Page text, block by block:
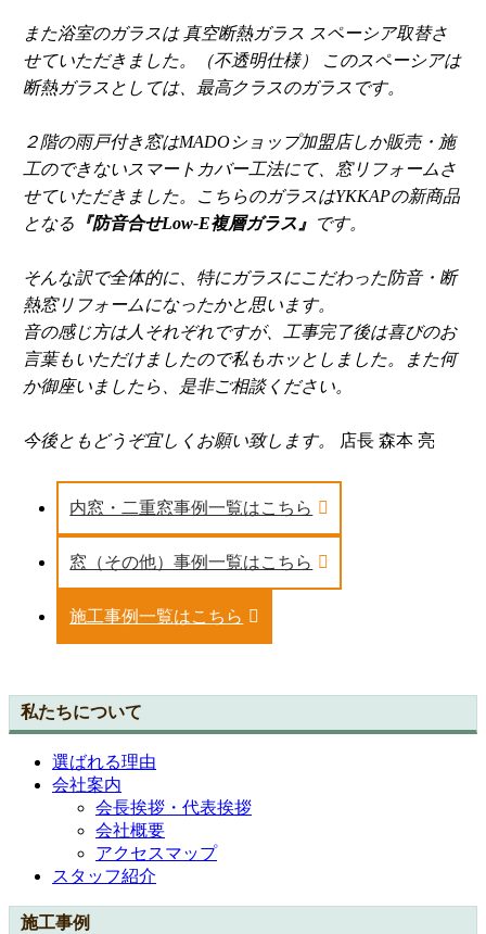
また浴室のガラスは 真空断熱ガラス スペーシア取替さ
せていただきました。（不透明仕様） このスペーシアは
断熱ガラスとしては、最高クラスのガラスです。
２階の雨戸付き窓はMADOショップ加盟店しか販売・施
工のできないスマートカバー工法にて、窓リフォームさ
せていただきました。こちらのガラスはYKKAPの新商品
となる 『防音合せLow-E複層ガラス』 です。
そんな訳で全体的に、特にガラスにこだわった防音・断
熱窓リフォームになったかと思います。
音の感じ方は人それぞれですが、工事完了後は喜びのお
言葉もいただけましたので私もホッとしました。また何
か御座いましたら、是非ご相談ください。
今後ともどうぞ宜しくお願い致します。 店長 森本 亮
内窓・二重窓事例一覧はこちら
窓（その他）事例一覧はこちら
施工事例一覧はこちら
私たちについて
選ばれる理由
会社案内
会長挨拶・代表挨拶
会社概要
アクセスマップ
スタッフ紹介
施工事例